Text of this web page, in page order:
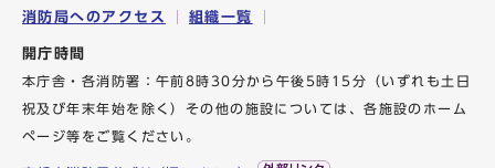
消防局へのアクセス 組織一覧
開庁時間
本庁舎・各消防署：午前8時30分から午後5時15分（いずれも土日
祝及び年末年始を除く）その他の施設については、各施設のホーム
ページ等をご覧ください。